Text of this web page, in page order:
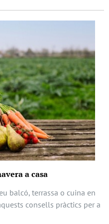
a casa
balcó, terrassa o cuina en
consells pràctics per a